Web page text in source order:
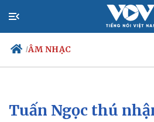
/ÂM NHẠC
Chính trị
Xã
Tuấn Ngọc thú